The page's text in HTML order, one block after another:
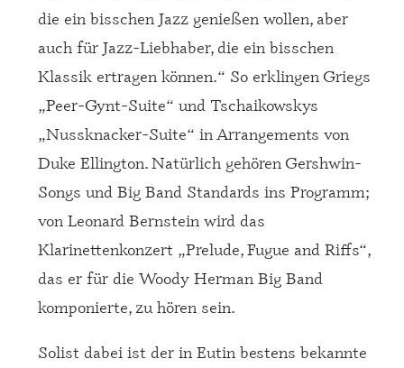
die ein bisschen Jazz genießen wollen, aber
auch für Jazz-Liebhaber, die ein bisschen
Klassik ertragen können.“ So erklingen Griegs
„Peer-Gynt-Suite“ und Tschaikowskys
„Nussknacker-Suite“ in Arrangements von
Duke Ellington. Natürlich gehören Gershwin-
Songs und Big Band Standards ins Programm;
von Leonard Bernstein wird das
Klarinettenkonzert „Prelude, Fugue and Riffs“,
das er für die Woody Herman Big Band
komponierte, zu hören sein.
Solist dabei ist der in Eutin bestens bekannte